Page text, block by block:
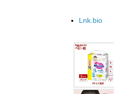
Lnk.bio